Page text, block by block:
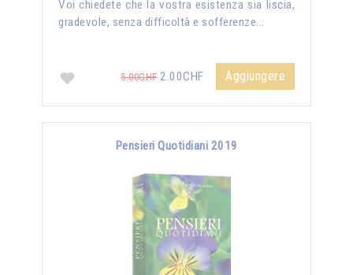
Voi chiedete che la vostra esistenza sia liscia,
gradevole, senza difficoltà e sofferenze...
5.00CHF2.00CHF Aggiungere
Pensieri Quotidiani 2019